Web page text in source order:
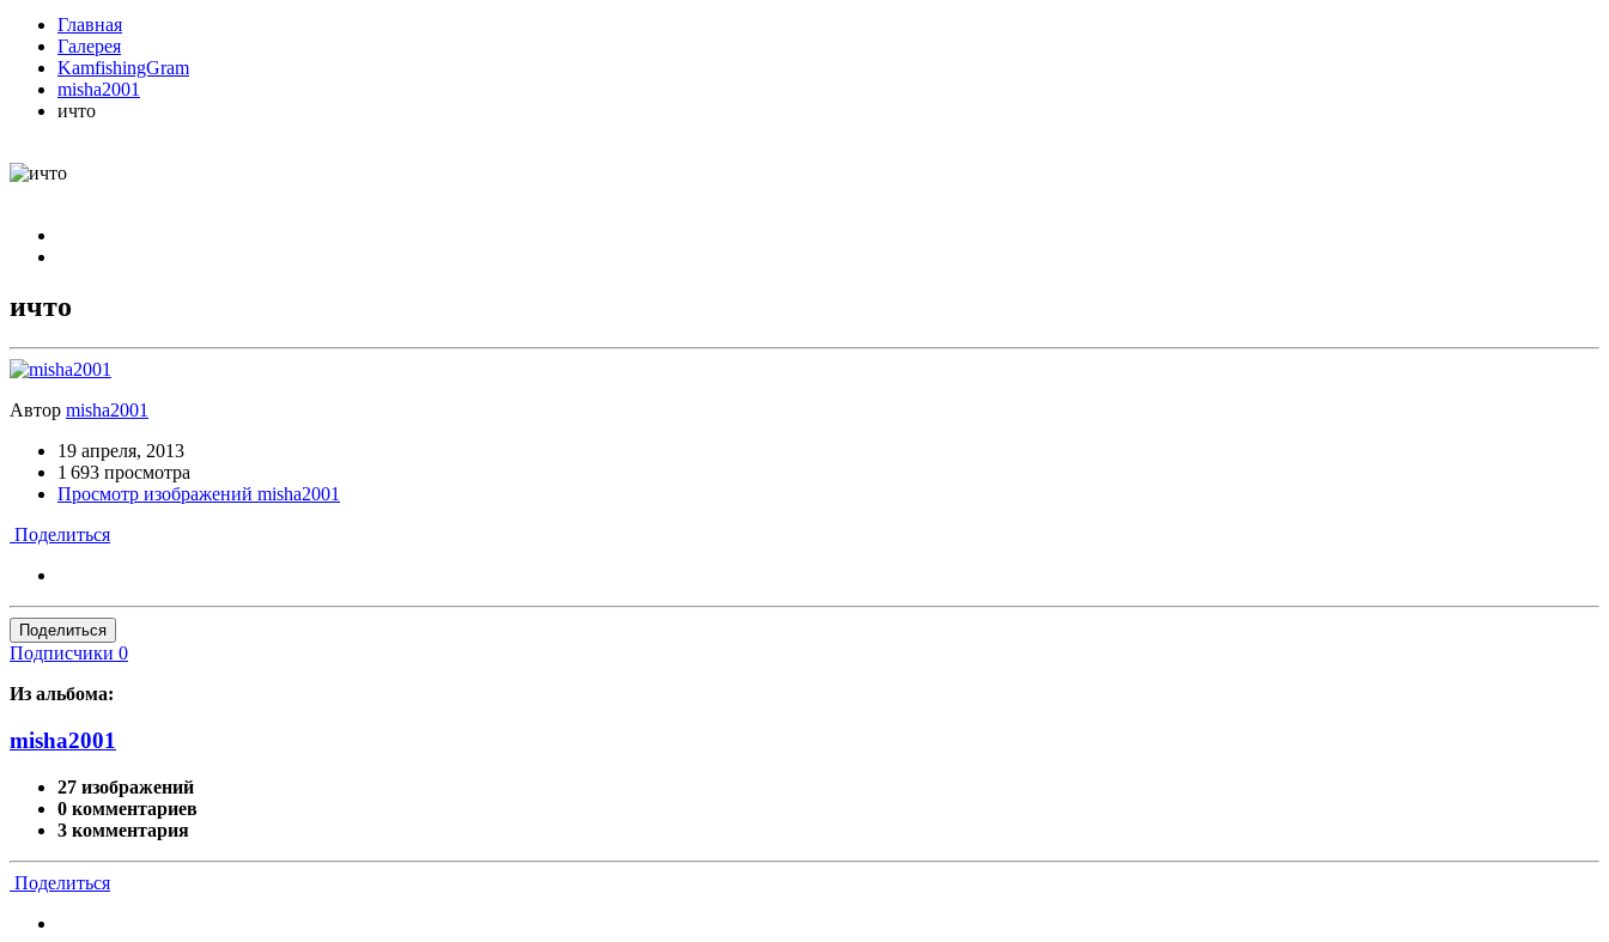
Главная
Галерея
KamfishingGram
misha2001
ичто
ичто
Автор misha2001
19 апреля, 2013
1 693 просмотра
Просмотр изображений misha2001
Поделиться
Поделиться
Подписчики 0
Из альбома:
misha2001
27 изображений
0 комментариев
3 комментария
Поделиться